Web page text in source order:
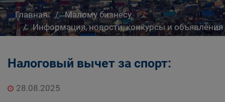
Главная
Малому бизнесу
Информация, новости, конкурсы и объявления
Налоговый вычет за спорт:
28.08.2025